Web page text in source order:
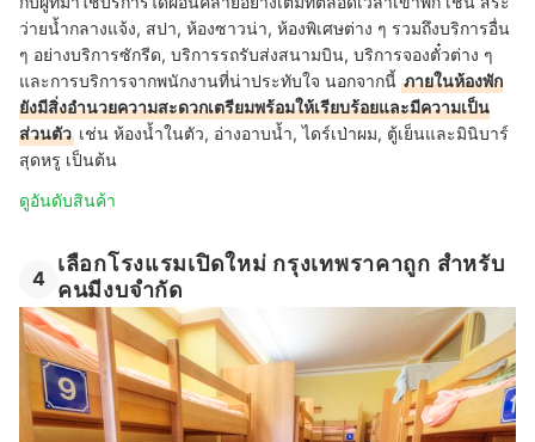
ว่ายน้ำกลางแจ้ง, สปา, ห้องซาวน่า, ห้องพิเศษต่าง ๆ รวมถึงบริการอื่น
ๆ อย่างบริการซักรีด, บริการรถรับส่งสนามบิน, บริการจองตั๋วต่าง ๆ
และการบริการจากพนักงานที่น่าประทับใจ นอกจากนี้ ภายในห้องพัก
ยังมีสิ่งอำนวยความสะดวกเตรียมพร้อมให้เรียบร้อยและมีความเป็น
ส่วนตัว เช่น ห้องน้ำในตัว, อ่างอาบน้ำ, ไดร์เป่าผม, ตู้เย็นและมินิบาร์
สุดหรู เป็นต้น
ดูอันดับสินค้า
4
เลือกโรงแรมเปิดใหม่ กรุงเทพราคาถูก สำหรับ
คนมีงบจำกัด